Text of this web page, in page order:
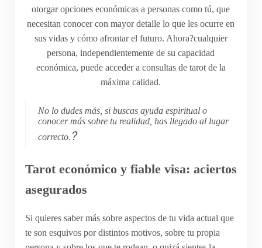
otorgar opciones económicas a personas como tú, que
necesitan conocer con mayor detalle lo que les ocurre en
sus vidas y cómo afrontar el futuro. Ahora?cualquier
persona, independientemente de su capacidad
económica, puede acceder a consultas de tarot de la
máxima calidad.
No lo dudes más, si buscas ayuda espiritual o
conocer más sobre tu realidad, has llegado al lugar
correcto.?
Tarot económico y fiable visa: aciertos
asegurados
Si quieres saber más sobre aspectos de tu vida actual que
te son esquivos por distintos motivos, sobre tu propia